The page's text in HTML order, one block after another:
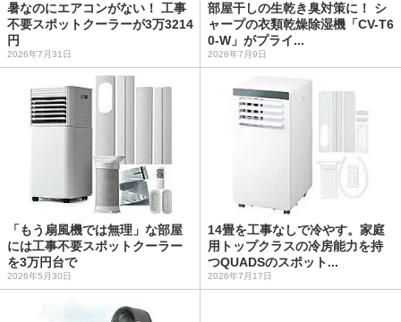
暑なのにエアコンがない！ 工事
不要スポットクーラーが3万3214
円
2026年7月31日
部屋干しの生乾き臭対策に！ シ
ャープの衣類乾燥除湿機「CV-T6
0-W」がプライ...
2026年7月9日
「もう扇風機では無理」な部屋
には工事不要スポットクーラー
を3万円台で
2026年5月30日
14畳を工事なしで冷やす。家庭
用トップクラスの冷房能力を持
つQUADSのスポット...
2026年7月17日